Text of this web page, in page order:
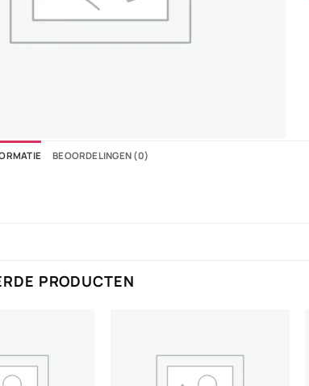
BEOORDELINGEN (0)
PRODUCTEN